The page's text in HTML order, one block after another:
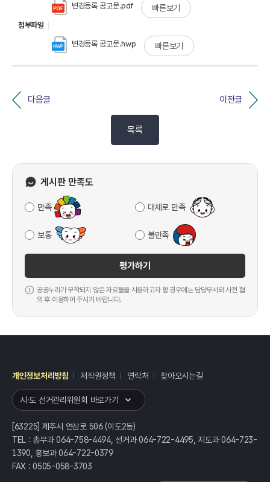
첨부파일
변경등록 공고문.pdf 빠른보기
변경등록 공고문.hwp 빠른보기
다음글 이전글
목록
게시판 만족도
만족 대체로 만족
보통 불만족
평가하기
공공누리가 부착되지 않은 자료들을 사용하고자 할 경우에는 담당부서와 사전 협
의 후 이용하여 주시기 바랍니다.
개인정보처리방침 저작권정책 연락처 찾아오시는길
시·도 선거관리위원회 바로가기
[63225] 제주시 연삼로 506 (이도2동)
TEL : 총무과 064-758-4494, 선거과 064-722-4495, 지도과 064-723-
1390, 홍보과 064-722-0379
FAX : 0505-058-3703